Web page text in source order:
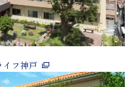
イフ神戸